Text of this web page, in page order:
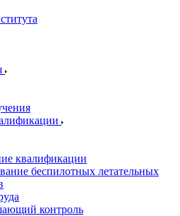
квалификации
беспилотных летательных
контроль